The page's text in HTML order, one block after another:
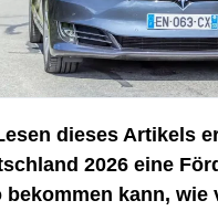
dieses Artikels
2026 eine
bekommen kann, wie